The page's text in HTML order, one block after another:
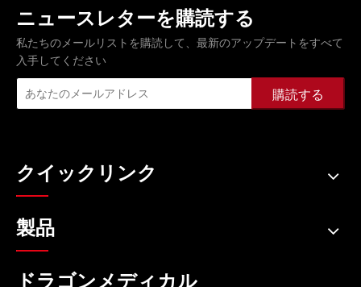
ニュースレターを購読する
私たちのメールリストを購読して、最新のアップデートをすべて
入手してください
購読する
クイックリンク
製品
ドラゴンメディカル